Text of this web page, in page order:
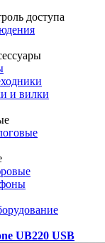
доступа
и вилки
UB220 USB